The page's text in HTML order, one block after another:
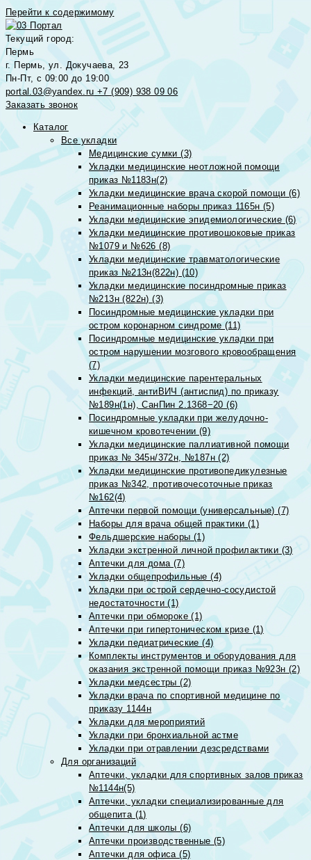
Перейти к содержимому
Текущий город:
Пермь
г. Пермь, ул. Докучаева, 23
Пн-Пт, с 09:00 до 19:00
portal.03@yandex.ru +7 (909) 938 09 06
Заказать звонок
Каталог
Все укладки
Медицинские сумки (3)
Укладки медицинские неотложной помощи
приказ №1183н(2)
Укладки медицинские врача скорой помощи (6)
Реанимационные наборы приказ 1165н (5)
Укладки медицинские эпидемиологические (6)
Укладки медицинские противошоковые приказ
№1079 и №626 (8)
Укладки медицинские травматологические
приказ №213н(822н) (10)
Укладки медицинские посиндромные приказ
№213н (822н) (3)
Посиндромные медицинские укладки при
остром коронарном синдроме (11)
Посиндромные медицинские укладки при
остром нарушении мозгового кровообращения
(7)
Укладки медицинские парентеральных
инфекций, антиВИЧ (антиспид) по приказу
№189н(1н), СанПин 2.1368−20 (6)
Посиндромные укладки при желудочно-
кишечном кровотечении (9)
Укладки медицинские паллиативной помощи
приказ № 345н/372н, №187н (2)
Укладки медицинские противопедикулезные
приказ №342, противочесоточные приказ
№162(4)
Аптечки первой помощи (универсальные) (7)
Наборы для врача общей практики (1)
Фельдшерские наборы (1)
Укладки экстренной личной профилактики (3)
Аптечки для дома (7)
Укладки общепрофильные (4)
Укладки при острой сердечно-сосудистой
недостаточности (1)
Аптечки при обмороке (1)
Аптечки при гипертоническом кризе (1)
Укладки педиатрические (4)
Комплекты инструментов и оборудования для
оказания экстренной помощи приказ №923н (2)
Укладки медсестры (2)
Укладки врача по спортивной медицине по
приказу 1144н
Укладки для мероприятий
Укладки при бронхиальной астме
Укладки при отравлении дезсредствами
Для организаций
Аптечки, укладки для спортивных залов приказ
№1144н(5)
Аптечки, укладки специализированные для
общепита (1)
Аптечки для школы (6)
Аптечки производственные (5)
Аптечки для офиса (5)